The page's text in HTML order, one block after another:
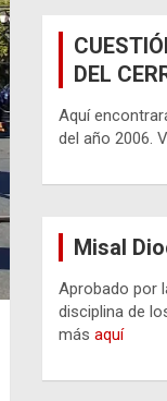
DEL
Aquí
del año 2006.
Misal
Aprobado por
disciplina de
másaquí